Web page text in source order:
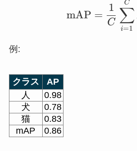
mAP =
C
1
i=1
∑
C
例:
クラス
AP
人
0.98
犬
0.78
猫
0.83
mAP
0.86